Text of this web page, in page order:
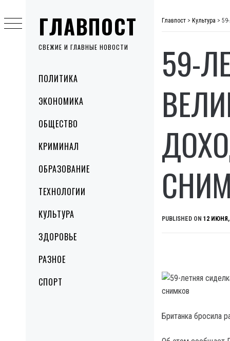
ГЛАВПОСТ
СВЕЖИЕ И ГЛАВНЫЕ НОВОСТИ
MenuПОЛИТИКА
ЭКОНОМИКА
ОБЩЕСТВО
КРИМИНАЛ
ОБРАЗОВАНИЕ
ТЕХНОЛОГИИ
КУЛЬТУРА
ЗДОРОВЬЕ
РАЗНОЕ
СПОРТ
to
content
Главпост > Культура >
59-
PUBLISHED ON 12 ИЮНЯ,
Британка бросила